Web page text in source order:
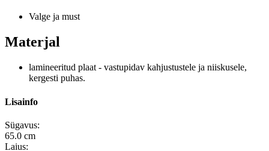
Valge ja must
Materjal
lamineeritud plaat - vastupidav kahjustustele ja niiskusele,
kergesti puhas.
Lisainfo
Sügavus:
65.0 cm
Laius: